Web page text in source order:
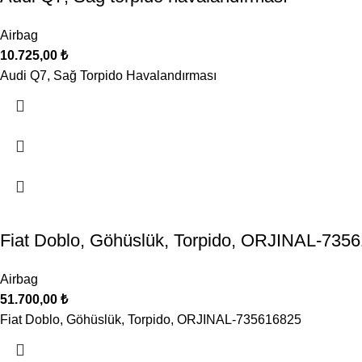
Airbag
10.725,00 ₺
Audi Q7, Sağ Torpido Havalandırması
Fiat Doblo, Göhüslük, Torpido, ORJINAL-
Airbag
51.700,00 ₺
Fiat Doblo, Göhüslük, Torpido, ORJINAL-735616825